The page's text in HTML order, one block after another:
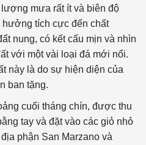
mưa rất ít và biên độ
hưởng tích cực đến chất
nung, có kết cấu mịn và nhìn
với một vài loại đá mới nổi.
này là do sự hiện diện của
ban tặng.
cuối tháng chín, được thu
tay và đặt vào các giỏ nhỏ
phận San Marzano và